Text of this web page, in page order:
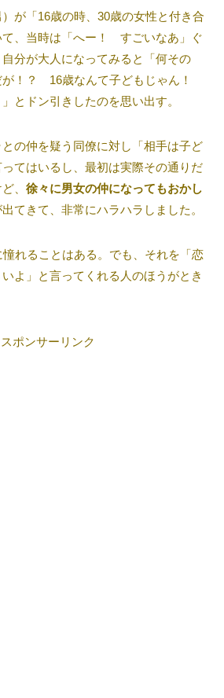
が「16歳の時、30歳の女性と付き合
て、当時は「へー！ すごいなあ」ぐ
分が大人になってみると「何その
！？ 16歳なんて子どもじゃん！
とドン引きしたのを思い出す。
の仲を疑う同僚に対し「相手は子ど
てはいるし、最初は実際その通りだ
、 徐々に男女の仲になってもおかし
出てきて、非常にハラハラしました。
れることはある。でも、それを「恋
よ」と言ってくれる人のほうがとき
スポンサーリンク